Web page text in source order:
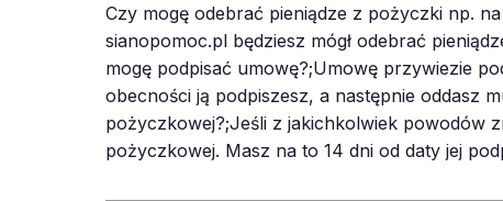
Czy mogę odebrać pieniądze z pożyczki np.
sianopomoc.pl będziesz mógł odebrać
mogę podpisać umowę?;Umowę przywiezie
obecności ją podpiszesz, a następnie oddasz
pożyczkowej?;Jeśli z jakichkolwiek powodów
pożyczkowej. Masz na to 14 dni od daty jej